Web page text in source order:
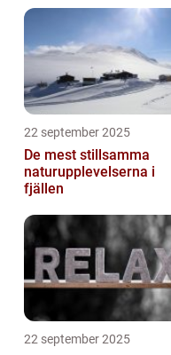
22 september 2025
De mest stillsamma
naturupplevelserna i
fjällen
22 september 2025